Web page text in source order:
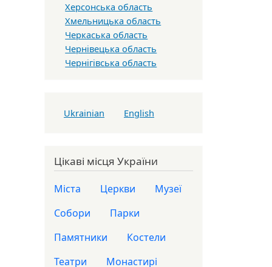
Херсонська область
Хмельницька область
Черкаська область
Чернівецька область
Чернігівська область
Ukrainian English
Цікаві місця України
Міста Церкви
Музеї
Собори
Парки
Памятники
Костели
Театри
Монастирі